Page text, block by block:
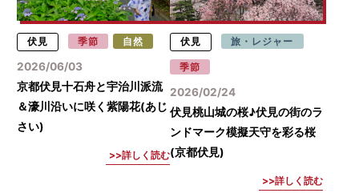
伏見 季節 自然
2026/06/03
京都伏見十石舟と宇治川派流
＆濠川沿いに咲く紫陽花(あじ
さい)
詳しく読む
伏見 旅・レジャー
季節
2026/02/24
伏見桃山城の桜♪伏見の街のラ
ンドマーク模擬天守を彩る桜
(京都伏見)
詳しく読む